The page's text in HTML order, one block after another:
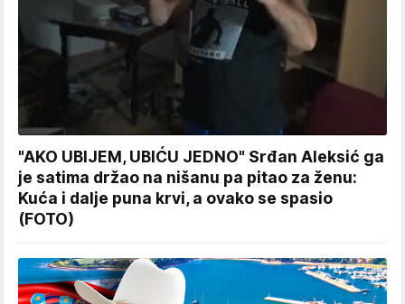
"AKO UBIJEM, UBIĆU JEDNO" Srđan Aleksić ga
je satima držao na nišanu pa pitao za ženu:
Kuća i dalje puna krvi, a ovako se spasio
(FOTO)